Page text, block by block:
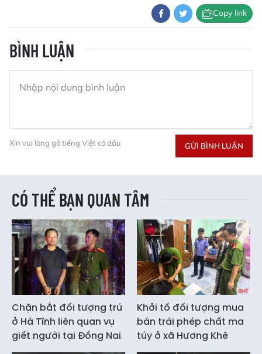
Copy link
BÌNH LUẬN
Xin vui lòng gõ tiếng Việt có dấu GỬI BÌNH LUẬN
CÓ THỂ BẠN QUAN TÂM
Chặn bắt đối tượng trú
ở Hà Tĩnh liên quan vụ
giết người tại Đồng Nai
Khởi tố đối tượng mua
bán trái phép chất ma
túy ở xã Hương Khê